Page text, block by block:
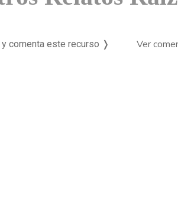
y comenta este recurso ❭ Ver